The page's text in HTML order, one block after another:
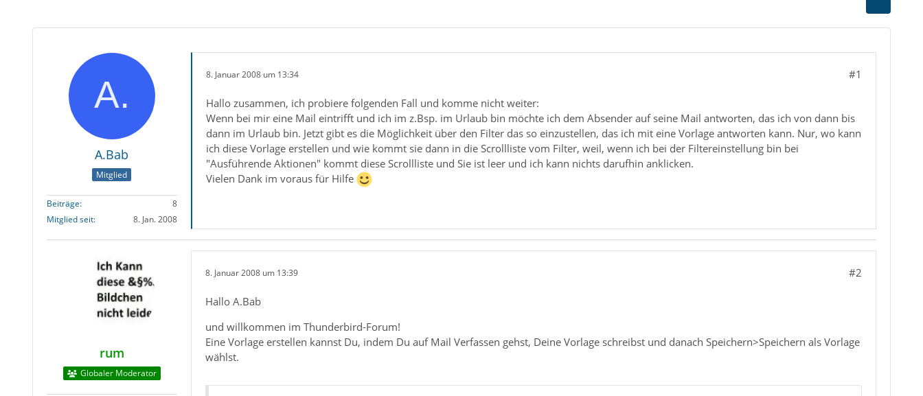
A.Bab
Mitglied
Beiträge
8
Mitglied seit
8. Jan. 2008
8. Januar 2008 um 13:34 #1
Hallo zusammen, ich probiere folgenden Fall und komme nicht weiter:
Wenn bei mir eine Mail eintrifft und ich im z.Bsp. im Urlaub bin möchte ich dem Absender auf seine Mail antworten, das ich von dann bis
dann im Urlaub bin. Jetzt gibt es die Möglichkeit über den Filter das so einzustellen, das ich mit eine Vorlage antworten kann. Nur, wo kann
ich diese Vorlage erstellen und wie kommt sie dann in die Scrollliste vom Filter, weil, wenn ich bei der Filtereinstellung bin bei
"Ausführende Aktionen" kommt diese Scrollliste und Sie ist leer und ich kann nichts darufhin anklicken.
Vielen Dank im voraus für Hilfe
rum
Globaler Moderator
8. Januar 2008 um 13:39 #2
Hallo A.Bab
und willkommen im Thunderbird-Forum!
Eine Vorlage erstellen kannst Du, indem Du auf Mail Verfassen gehst, Deine Vorlage schreibst und danach Speichern>Speichern als Vorlage
wählst.